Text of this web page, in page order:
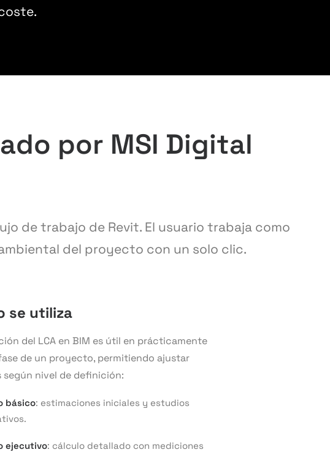
por MSI Digital
de trabajo de Revit. El usuario trabaja como
del proyecto con un solo clic.
se utiliza
del LCA en BIM es útil en prácticamente
de un proyecto, permitiendo ajustar
según nivel de definición:
básico: estimaciones iniciales y estudios
ejecutivo: cálculo detallado con mediciones